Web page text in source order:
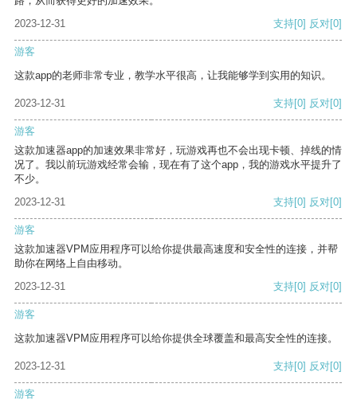
2023-12-31
支持[0] 反对[0]
游客
这款app的老师非常专业，教学水平很高，让我能够学到实用的知识。
2023-12-31 支持[0] 反对[0]
游客
这款加速器app的加速效果非常好，玩游戏再也不会出现卡顿、掉线的情
况了。我以前玩游戏经常会输，现在有了这个app，我的游戏水平提升了
不少。
2023-12-31
支持[0] 反对[0]
游客
这款加速器VPM应用程序可以给你提供最高速度和安全性的连接，并帮
助你在网络上自由移动。
2023-12-31
支持[0] 反对[0]
游客
这款加速器VPM应用程序可以给你提供全球覆盖和最高安全性的连接。
2023-12-31 支持[0] 反对[0]
游客